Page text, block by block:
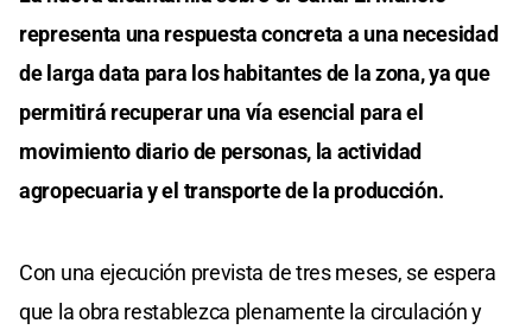
representa una respuesta concreta a una necesidad
de larga data para los habitantes de la zona, ya que
permitirá recuperar una vía esencial para el
movimiento diario de personas, la actividad
agropecuaria y el transporte de la producción.
Con una ejecución prevista de tres meses, se espera
que la obra restablezca plenamente la circulación y